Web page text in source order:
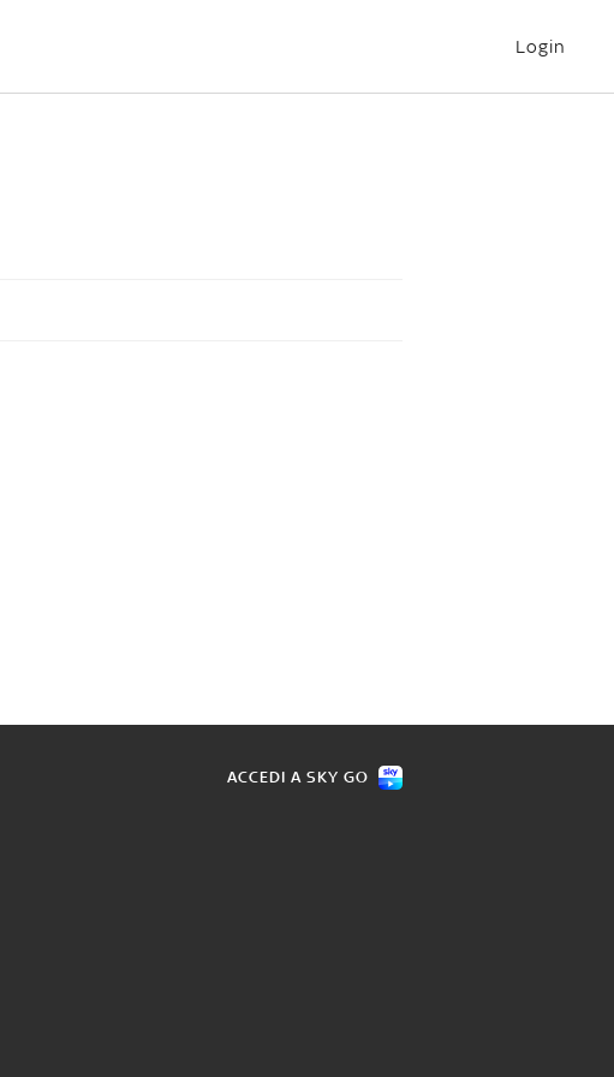
Login
ACCEDI A SKY GO